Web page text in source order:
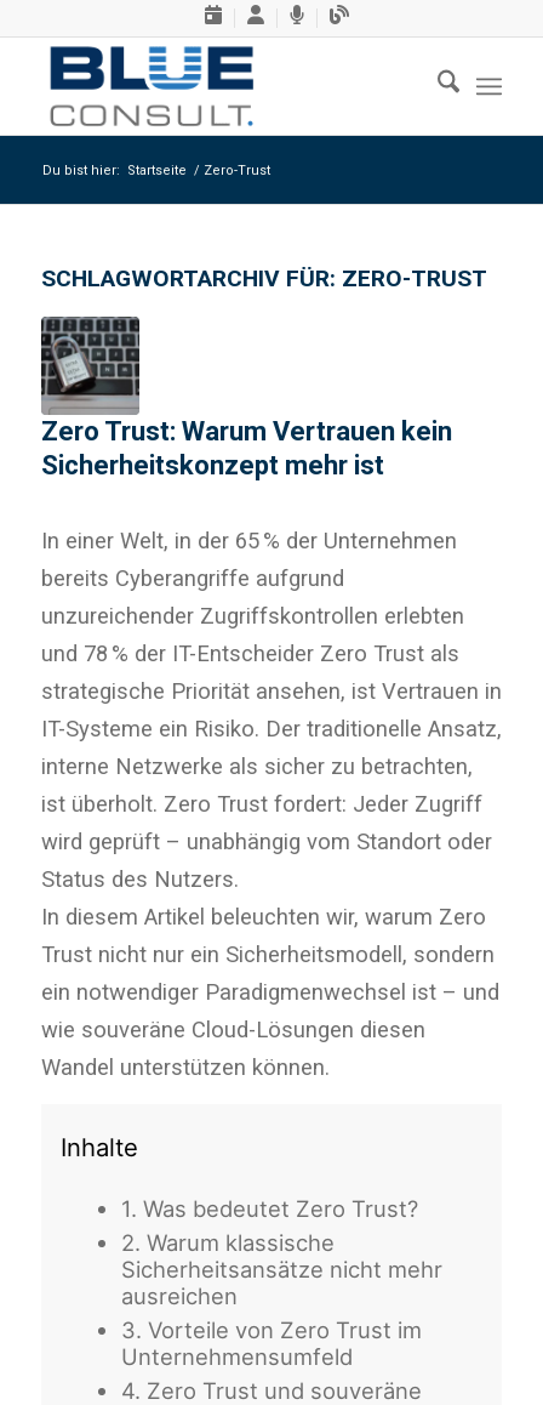
Du bist hier: Startseite / Zero-Trust
SCHLAGWORTARCHIV FÜR: ZERO-TRUST
Zero Trust: Warum Vertrauen kein
Sicherheitskonzept mehr ist
In einer Welt, in der 65 % der Unternehmen
bereits Cyberangriffe aufgrund
unzureichender Zugriffskontrollen erlebten
und 78 % der IT-Entscheider Zero Trust als
strategische Priorität ansehen, ist Vertrauen in
IT-Systeme ein Risiko. Der traditionelle Ansatz,
interne Netzwerke als sicher zu betrachten,
ist überholt. Zero Trust fordert: Jeder Zugriff
wird geprüft – unabhängig vom Standort oder
Status des Nutzers.
In diesem Artikel beleuchten wir, warum Zero
Trust nicht nur ein Sicherheitsmodell, sondern
ein notwendiger Paradigmenwechsel ist – und
wie souveräne Cloud-Lösungen diesen
Wandel unterstützen können.
Inhalte
1. Was bedeutet Zero Trust?
2. Warum klassische
Sicherheitsansätze nicht mehr
ausreichen
3. Vorteile von Zero Trust im
Unternehmensumfeld
4. Zero Trust und souveräne